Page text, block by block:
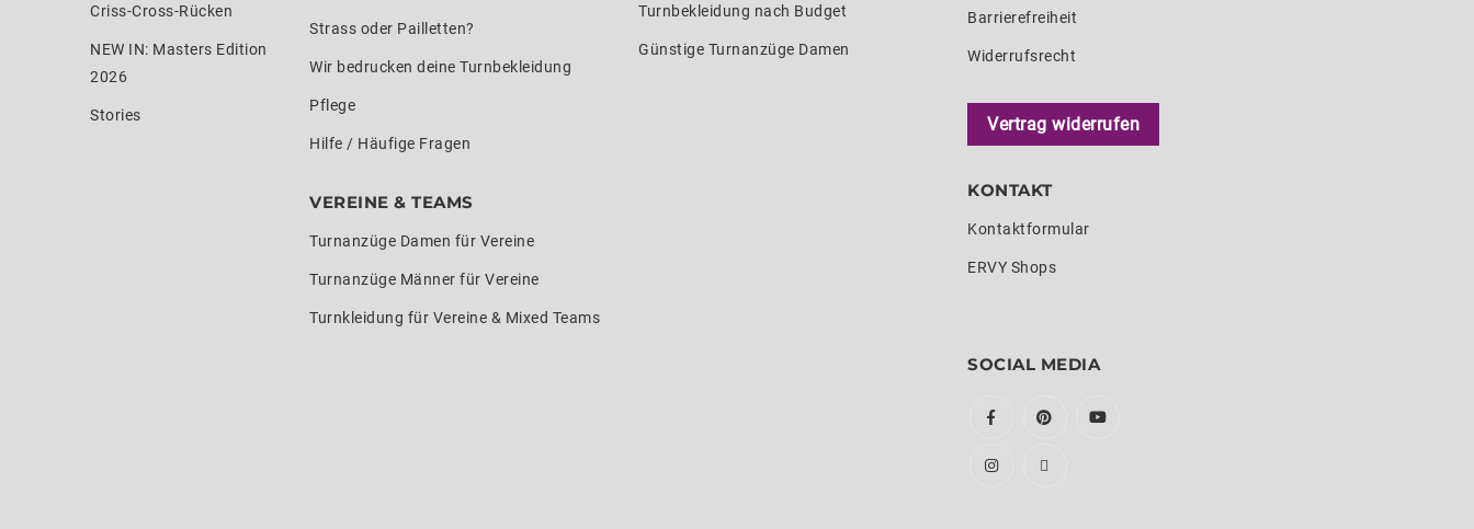
Criss-Cross-Rücken
NEW IN: Masters Edition
2026
Stories
Strass oder Pailletten?
Wir bedrucken deine Turnbekleidung
Pflege
Hilfe / Häufige Fragen
VEREINE & TEAMS
Turnanzüge Damen für Vereine
Turnanzüge Männer für Vereine
Turnkleidung für Vereine & Mixed Teams
Turnbekleidung nach Budget
Günstige Turnanzüge Damen
Barrierefreiheit
Widerrufsrecht
Vertrag widerrufen
KONTAKT
Kontaktformular
ERVY Shops
SOCIAL MEDIA